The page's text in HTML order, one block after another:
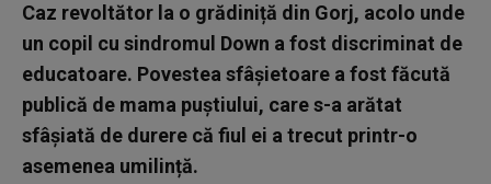
Caz revoltător la o grădiniță din Gorj, acolo unde
un copil cu sindromul Down a fost discriminat de
educatoare. Povestea sfâșietoare a fost făcută
publică de mama puștiului, care s-a arătat
sfâșiată de durere că fiul ei a trecut printr-o
asemenea umilință.